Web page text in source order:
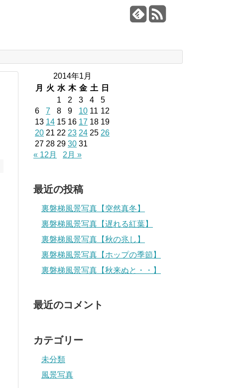
2014年1月
月
火 水 木 金 土
日
1
2 3 4
5
6
7 8 9 10 11 12
13 14 15 16 17 18 19
20 21 22 23 24 25 26
27 28 29 30 31
« 12月
2月 »
最近の投稿
裏磐梯風景写真【突然真冬】
裏磐梯風景写真【遅れる紅葉】
裏磐梯風景写真【秋の兆し】
裏磐梯風景写真【ホップの季節】
裏磐梯風景写真【秋来ぬと・・】
最近のコメント
カテゴリー
未分類
風景写真